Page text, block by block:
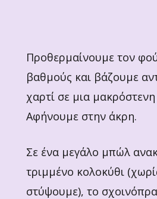
Προθερμαίνουμε τον
βαθμούς και βάζουμε
χαρτί σε μια
Αφήνουμε στην άκρη.
Σε ένα μεγάλο μπώλ
τριμμένο κολοκύθι
στύψουμε), το